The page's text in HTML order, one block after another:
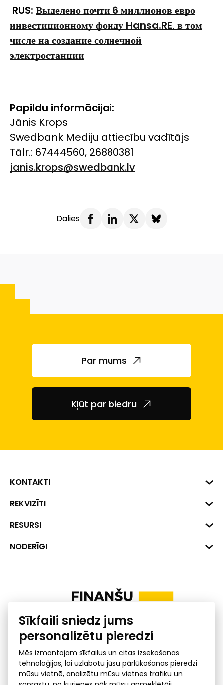
RUS: Выделено почти 6 миллионов евро
инвестиционному фонду Hansa.RE, в том
числе на создание солнечной
электростанции
Papildu informācijai:
Jānis Krops
Swedbank Mediju attiecību vadītājs
Tālr.: 67444560, 26880381
janis.krops@swedbank.lv
Dalies
Par mums
Kļūt par biedru
KONTAKTI
Biznesa centrs "VERDE" Roberta
1045
+371 287 18175
REKVIZĪTI
Reģ. Nr. 40008002175
Banka: SEB Banka
RESURSI
Dati
Uzņēmumu kredītspējas kalkulators
NODERĪGI
Ombuds
Sīkfaili sniedz jums
personalizētu pieredzi
Mēs izmantojam sīkfailus un citas izsekošanas
tehnoloģijas, lai uzlabotu jūsu pārlūkošanas pieredzi
mūsu vietnē, analizētu mūsu vietnes trafiku un